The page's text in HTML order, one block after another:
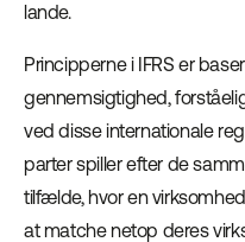
lande.
Principperne i IFRS er
gennemsigtighed,
ved disse internationale
parter spiller efter de
tilfælde, hvor en
at matche netop deres